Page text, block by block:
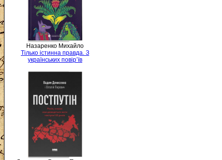
Назаренко Михайло
Тілько істинна правда. З
українських повір’їв